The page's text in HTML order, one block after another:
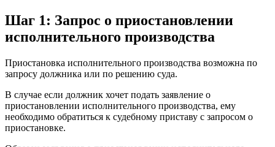
Шаг 1: Запрос о приостановлении
исполнительного производства
Приостановка исполнительного производства возможна по
запросу должника или по решению суда.
В случае если должник хочет подать заявление о
приостановлении исполнительного производства, ему
необходимо обратиться к судебному приставу с запросом о
приостановке.